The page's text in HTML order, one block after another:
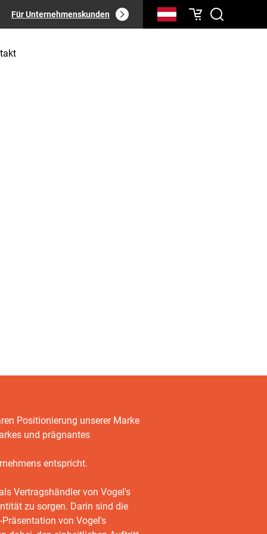
Für Unternehmenskunden
Positionierung unserer Marke
und prägnantes
entspricht.
Vertragshändler von Vogel's
zu sorgen. Darin sind die
von Vogel's